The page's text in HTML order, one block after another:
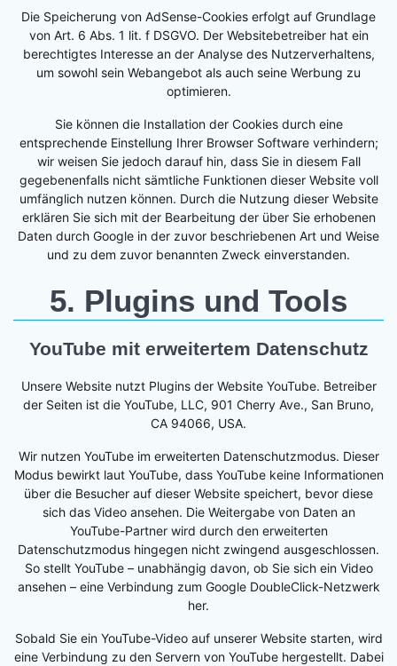
Die Speicherung von AdSense-Cookies erfolgt auf Grundlage
von Art. 6 Abs. 1 lit. f DSGVO. Der Websitebetreiber hat ein
berechtigtes Interesse an der Analyse des Nutzerverhaltens,
um sowohl sein Webangebot als auch seine Werbung zu
optimieren.
Sie können die Installation der Cookies durch eine
entsprechende Einstellung Ihrer Browser Software verhindern;
wir weisen Sie jedoch darauf hin, dass Sie in diesem Fall
gegebenenfalls nicht sämtliche Funktionen dieser Website voll
umfänglich nutzen können. Durch die Nutzung dieser Website
erklären Sie sich mit der Bearbeitung der über Sie erhobenen
Daten durch Google in der zuvor beschriebenen Art und Weise
und zu dem zuvor benannten Zweck einverstanden.
5. Plugins und Tools
YouTube mit erweitertem Datenschutz
Unsere Website nutzt Plugins der Website YouTube. Betreiber
der Seiten ist die YouTube, LLC, 901 Cherry Ave., San Bruno,
CA 94066, USA.
Wir nutzen YouTube im erweiterten Datenschutzmodus. Dieser
Modus bewirkt laut YouTube, dass YouTube keine Informationen
über die Besucher auf dieser Website speichert, bevor diese
sich das Video ansehen. Die Weitergabe von Daten an
YouTube-Partner wird durch den erweiterten
Datenschutzmodus hingegen nicht zwingend ausgeschlossen.
So stellt YouTube – unabhängig davon, ob Sie sich ein Video
ansehen – eine Verbindung zum Google DoubleClick-Netzwerk
her.
Sobald Sie ein YouTube-Video auf unserer Website starten, wird
eine Verbindung zu den Servern von YouTube hergestellt. Dabei